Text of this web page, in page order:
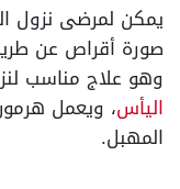
يمكن لمرضى نزول
صورة أقراص عن
وهو علاج مناسب
اليأس، ويعمل
المهبل.